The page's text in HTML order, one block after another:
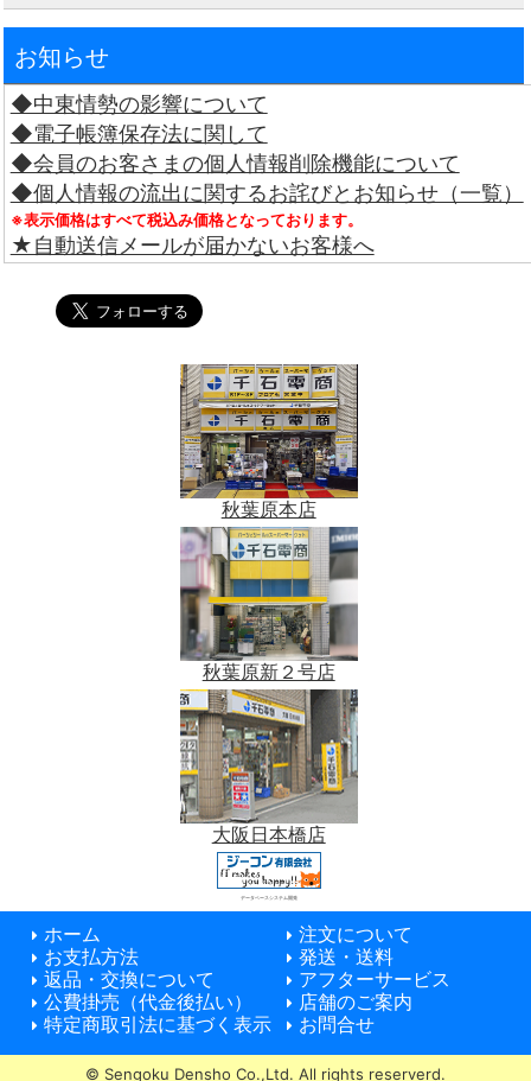
お知らせ
◆中東情勢の影響について
◆電子帳簿保存法に関して
◆会員のお客さまの個人情報削除機能について
◆個人情報の流出に関するお詫びとお知らせ（一覧）
※表示価格はすべて税込み価格となっております。
★自動送信メールが届かないお客様へ
秋葉原本店
秋葉原新２号店
大阪日本橋店
データベースシステム開発
ホーム
注文について
お支払方法
発送・送料
返品・交換について
アフターサービス
公費掛売（代金後払い）
店舗のご案内
特定商取引法に基づく表示
お問合せ
© Sengoku Densho Co.,Ltd. All rights reserverd.